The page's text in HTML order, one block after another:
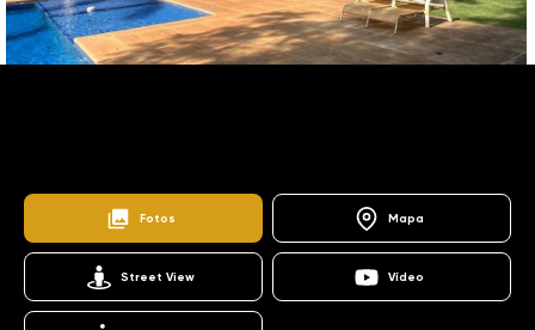
Fotos Mapa
Street View Vídeo